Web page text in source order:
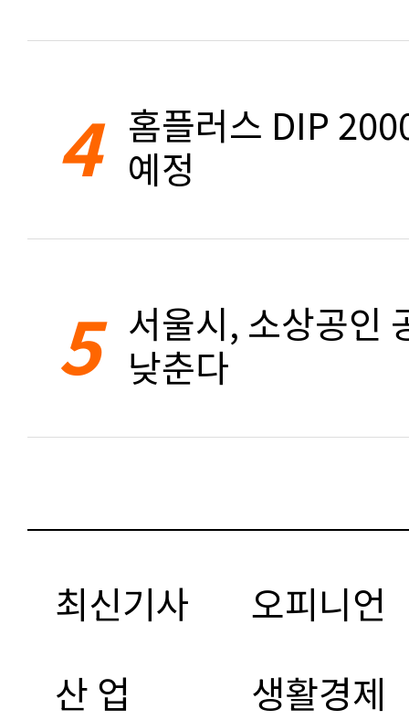
4 홈플러스 DIP
예정
5 서울시, 소상공인
낮춘다
최신기사
오피니언
산 업
생활경제